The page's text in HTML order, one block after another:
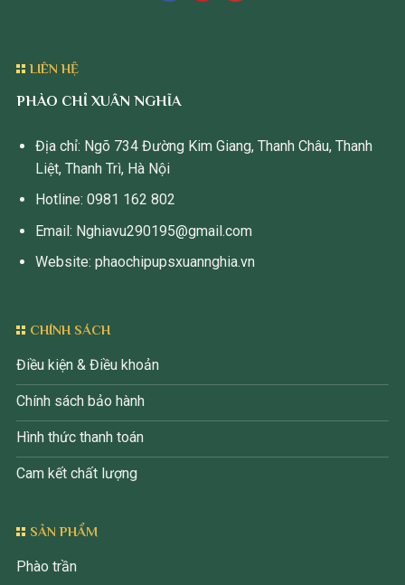
LIÊN HỆ
PHÀO CHỈ XUÂN NGHĨA
Địa chỉ: Ngõ 734 Đường Kim Giang, Thanh Châu, Thanh
Liệt, Thanh Trì, Hà Nội
Hotline: 0981 162 802
Email: Nghiavu290195@gmail.com
Website: phaochipupsxuannghia.vn
CHÍNH SÁCH
Điều kiện & Điều khoản
Chính sách bảo hành
Hình thức thanh toán
Cam kết chất lượng
SẢN PHẨM
Phào trần